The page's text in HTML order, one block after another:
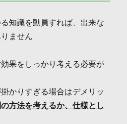
知識を動員すれば、出来な
ません
果をしっかり考える必要が
かりすぎる場合はデメリッ
の方法を考えるか、仕様とし